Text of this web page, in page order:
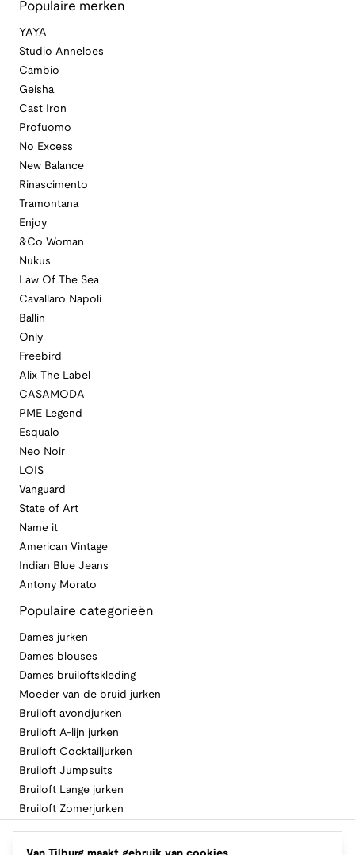
Populaire merken
YAYA
Studio Anneloes
Cambio
Geisha
Cast Iron
Profuomo
No Excess
New Balance
Rinascimento
Tramontana
Enjoy
&Co Woman
Nukus
Law Of The Sea
Cavallaro Napoli
Ballin
Only
Freebird
Alix The Label
CASAMODA
PME Legend
Esqualo
Neo Noir
LOIS
Vanguard
State of Art
Name it
American Vintage
Indian Blue Jeans
Antony Morato
Populaire categorieën
Dames jurken
Dames blouses
Dames bruiloftskleding
Moeder van de bruid jurken
Bruiloft avondjurken
Bruiloft A-lijn jurken
Bruiloft Cocktailjurken
Bruiloft Jumpsuits
Bruiloft Lange jurken
Bruiloft Zomerjurken
Volg Van Tilburg